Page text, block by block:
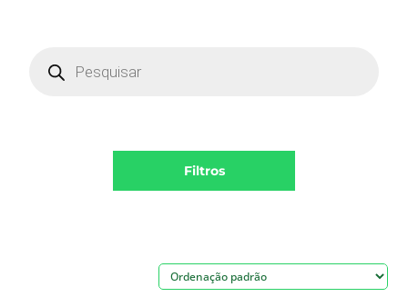
search
Filtros